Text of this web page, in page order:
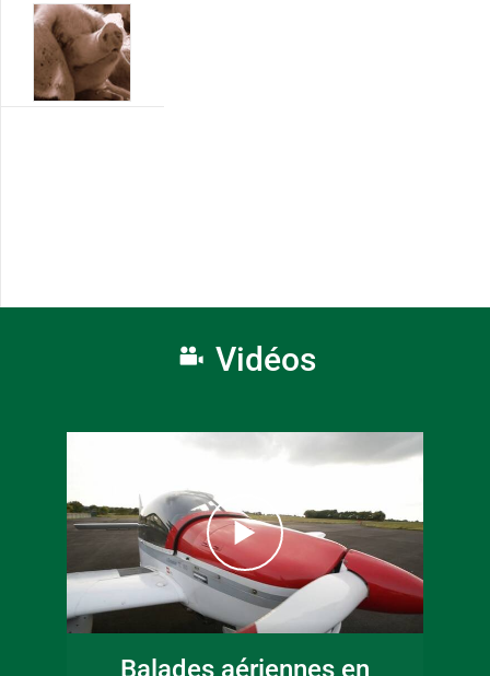
Vidéos
Balades aériennes en